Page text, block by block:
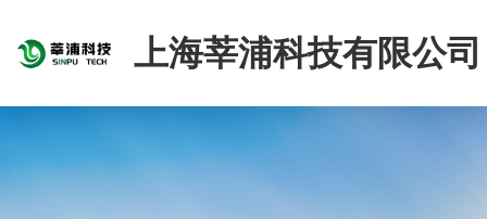
上海莘浦科技有限公司